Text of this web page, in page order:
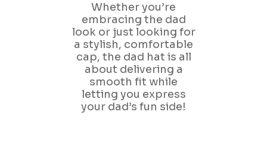
Whether you’re
embracing the dad
look or just looking for
a stylish, comfortable
cap, the dad hat is all
about delivering a
smooth fit while
letting you express
your dad’s fun side!